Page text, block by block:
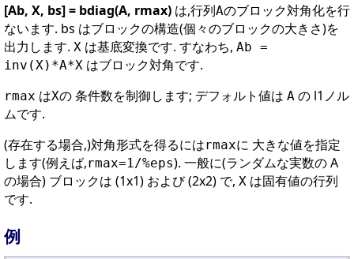
[Ab, X, bs] = bdiag(A, rmax) は,行列Aのブロック対角化を行
ないます. bs はブロックの構造(個々のブロックの大きさ)を
出力します. X は基底変換です. すなわち, Ab =
inv(X)*A*X はブロック対角です.
rmax はXの 条件数を制御します; デフォルト値は A の l1ノル
ムです.
(存在する場合,)対角形式を得るにはrmaxに 大きな値を指定
します(例えば,rmax=1/%eps). 一般に(ランダムな実数の A
の場合) ブロックは (1x1) および (2x2) で, X は固有値の行列
です.
例